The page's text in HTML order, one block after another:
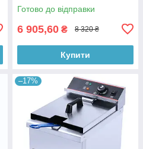
Готово до відправки
6 905,60 ₴ 8 320 ₴
Купити
–17%